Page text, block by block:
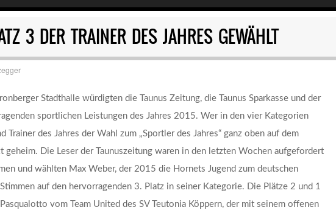
3 DER TRAINER DES JAHRES GEWÄHLT
Stadthalle würdigten die Taunus Zeitung, die Taunus Sparkasse und der
sportlichen Leistungen des Jahres 2015. Wer in den vier Kategorien
Trainer des Jahres der Wahl zum „Sportler des Jahres“ ganz oben auf dem
geheim. Die Leser der Taunuszeitung waren in den letzten Wochen aufgefordert
und wählten Max Weber, der 2015 die Hornets Jugend zum deutschen
auf den hervorragenden 3. Platz in seiner Kategorie. Die Plätze 2 und 1
vom Team United des SV Teutonia Köppern, der mit seinem offenen